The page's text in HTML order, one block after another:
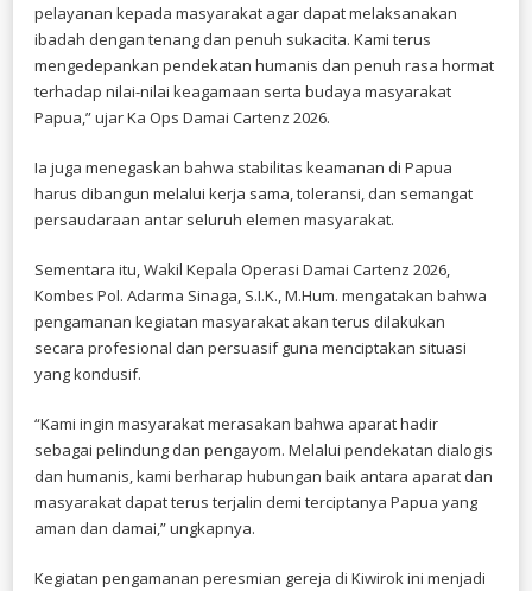
pelayanan kepada masyarakat agar dapat melaksanakan
ibadah dengan tenang dan penuh sukacita. Kami terus
mengedepankan pendekatan humanis dan penuh rasa hormat
terhadap nilai-nilai keagamaan serta budaya masyarakat
Papua,” ujar Ka Ops Damai Cartenz 2026.
Ia juga menegaskan bahwa stabilitas keamanan di Papua
harus dibangun melalui kerja sama, toleransi, dan semangat
persaudaraan antar seluruh elemen masyarakat.
Sementara itu, Wakil Kepala Operasi Damai Cartenz 2026,
Kombes Pol. Adarma Sinaga, S.I.K., M.Hum. mengatakan bahwa
pengamanan kegiatan masyarakat akan terus dilakukan
secara profesional dan persuasif guna menciptakan situasi
yang kondusif.
“Kami ingin masyarakat merasakan bahwa aparat hadir
sebagai pelindung dan pengayom. Melalui pendekatan dialogis
dan humanis, kami berharap hubungan baik antara aparat dan
masyarakat dapat terus terjalin demi terciptanya Papua yang
aman dan damai,” ungkapnya.
Kegiatan pengamanan peresmian gereja di Kiwirok ini menjadi